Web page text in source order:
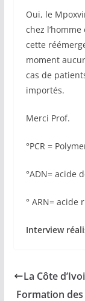
Oui, le
chez l’homme
cette
moment
cas de
importés.
Merci Prof.
°PCR =
°ADN= acide
° ARN= acide
Interview
La Côte
Formation